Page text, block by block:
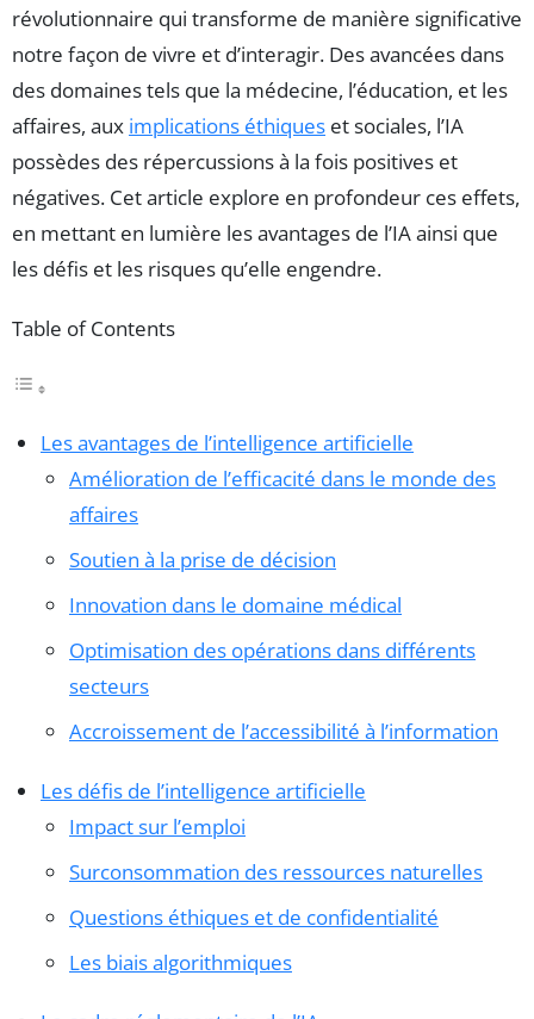
révolutionnaire qui transforme de manière significative
notre façon de vivre et d’interagir. Des avancées dans
des domaines tels que la médecine, l’éducation, et les
affaires, aux implications éthiques et sociales, l’IA
possèdes des répercussions à la fois positives et
négatives. Cet article explore en profondeur ces effets,
en mettant en lumière les avantages de l’IA ainsi que
les défis et les risques qu’elle engendre.
Table of Contents
Les avantages de l’intelligence artificielle
Amélioration de l’efficacité dans le monde des
affaires
Soutien à la prise de décision
Innovation dans le domaine médical
Optimisation des opérations dans différents
secteurs
Accroissement de l’accessibilité à l’information
Les défis de l’intelligence artificielle
Impact sur l’emploi
Surconsommation des ressources naturelles
Questions éthiques et de confidentialité
Les biais algorithmiques